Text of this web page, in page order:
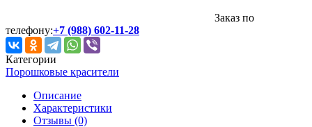
Заказ по
телефону:+7 (988) 602-11-28
Категории
Порошковые красители
Описание
Характеристики
Отзывы (0)